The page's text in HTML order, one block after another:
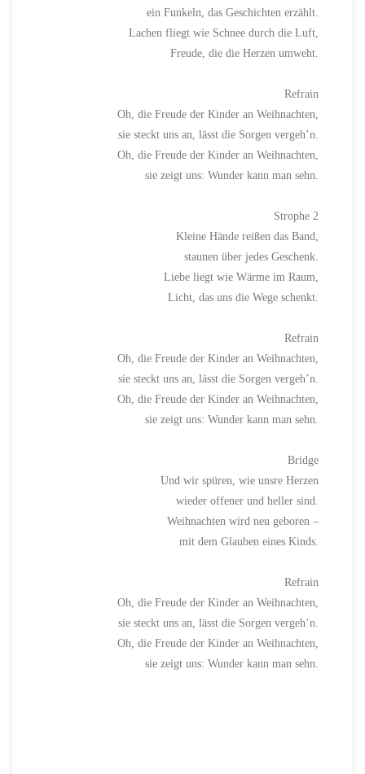
ein Funkeln, das Geschichten erzählt.
Lachen fliegt wie Schnee durch die Luft,
Freude, die die Herzen umweht.
Refrain
Oh, die Freude der Kinder an Weihnachten,
sie steckt uns an, lässt die Sorgen vergeh’n.
Oh, die Freude der Kinder an Weihnachten,
sie zeigt uns: Wunder kann man sehn.
Strophe 2
Kleine Hände reißen das Band,
staunen über jedes Geschenk.
Liebe liegt wie Wärme im Raum,
Licht, das uns die Wege schenkt.
Refrain
Oh, die Freude der Kinder an Weihnachten,
sie steckt uns an, lässt die Sorgen vergeh’n.
Oh, die Freude der Kinder an Weihnachten,
sie zeigt uns: Wunder kann man sehn.
Bridge
Und wir spüren, wie unsre Herzen
wieder offener und heller sind.
Weihnachten wird neu geboren –
mit dem Glauben eines Kinds.
Refrain
Oh, die Freude der Kinder an Weihnachten,
sie steckt uns an, lässt die Sorgen vergeh’n.
Oh, die Freude der Kinder an Weihnachten,
sie zeigt uns: Wunder kann man sehn.